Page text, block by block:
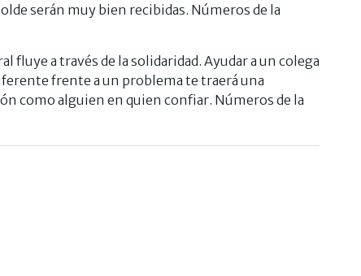
serán muy bien recibidas. Números de la
fluye a través de la solidaridad. Ayudar a un colega
frente a un problema te traerá una
como alguien en quien confiar. Números de la